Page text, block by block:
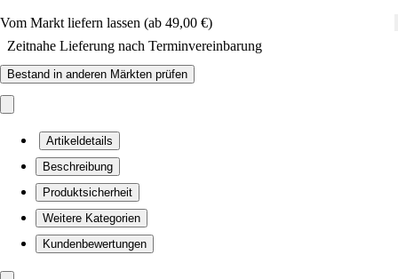
Vom Markt liefern lassen (ab 49,00 €)
Zeitnahe Lieferung nach Terminvereinbarung
Bestand in anderen Märkten prüfen
Artikeldetails
Beschreibung
Produktsicherheit
Weitere Kategorien
Kundenbewertungen